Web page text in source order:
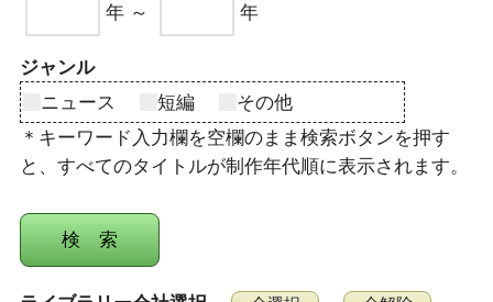
年 ～
年
ジャンル
ニュース
短編
その他
＊キーワード入力欄を空欄のまま検索ボタンを押す
と、すべてのタイトルが制作年代順に表示されます。